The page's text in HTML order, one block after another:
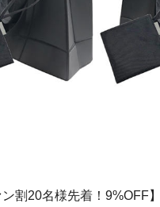
ン割20名様先着！9%OFF